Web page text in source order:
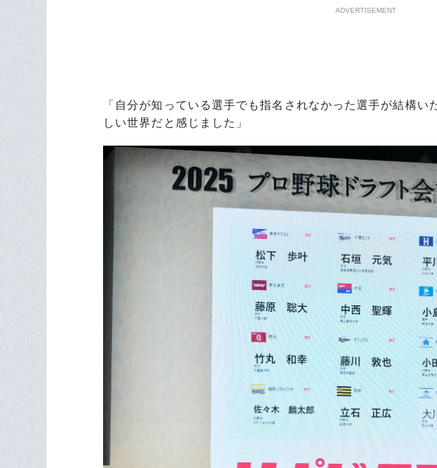
ADVERTISEMENT
「自分が知っている選手でも指名されなかった選手が結構
しい世界だと感じました」